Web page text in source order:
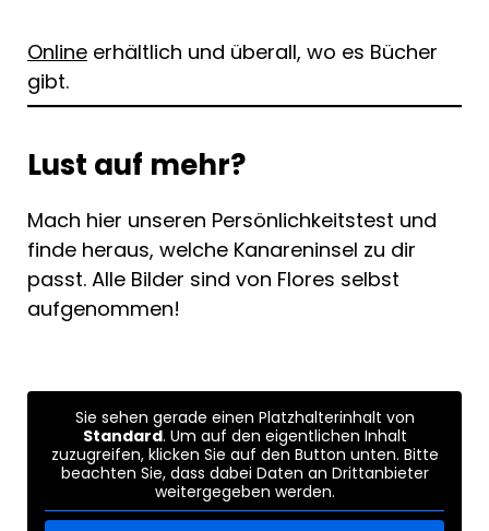
Online erhältlich und überall, wo es Bücher
gibt.
Lust auf mehr?
Mach hier unseren Persönlichkeitstest und
finde heraus, welche Kanareninsel zu dir
passt. Alle Bilder sind von Flores selbst
aufgenommen!
Sie sehen gerade einen Platzhalterinhalt von
Standard. Um auf den eigentlichen Inhalt
zuzugreifen, klicken Sie auf den Button unten. Bitte
beachten Sie, dass dabei Daten an Drittanbieter
weitergegeben werden.